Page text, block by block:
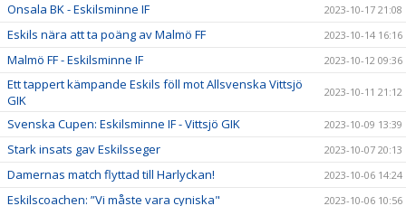
Onsala BK - Eskilsminne IF 2023-10-17 21:08
Eskils nära att ta poäng av Malmö FF 2023-10-14 16:16
Malmö FF - Eskilsminne IF 2023-10-12 09:36
Ett tappert kämpande Eskils föll mot Allsvenska Vittsjö
GIK
2023-10-11 21:12
Svenska Cupen: Eskilsminne IF - Vittsjö GIK 2023-10-09 13:39
Stark insats gav Eskilsseger 2023-10-07 20:13
Damernas match flyttad till Harlyckan! 2023-10-06 14:24
Eskilscoachen: ”Vi måste vara cyniska" 2023-10-06 10:56